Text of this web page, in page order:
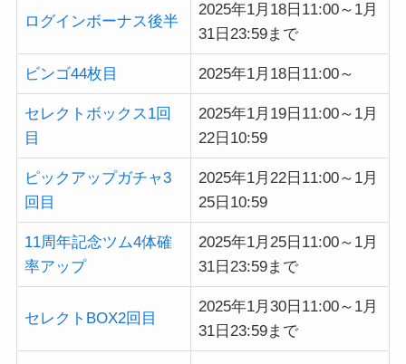
ログインボーナス後半
2025年1月18日11:00～1月
31日23:59まで
ビンゴ44枚目 2025年1月18日11:00～
セレクトボックス1回
目
2025年1月19日11:00～1月
22日10:59
ピックアップガチャ3
回目
2025年1月22日11:00～1月
25日10:59
11周年記念ツム4体確
率アップ
2025年1月25日11:00～1月
31日23:59まで
セレクトBOX2回目
2025年1月30日11:00～1月
31日23:59まで